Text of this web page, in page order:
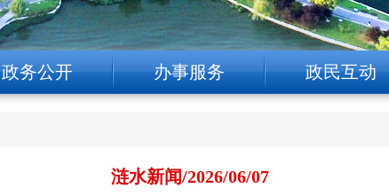
政务公开 办事服务 政民互动
涟水新闻/2026/06/07